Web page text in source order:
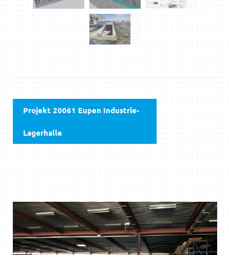
Projekt 20061 Eupen Industrie-
Lagerhalle